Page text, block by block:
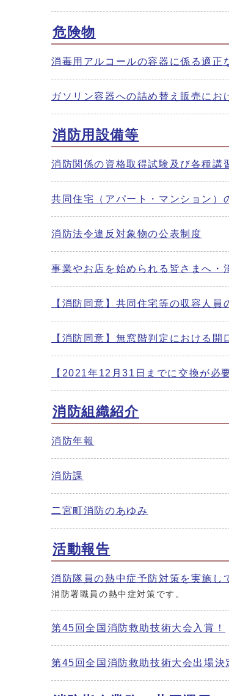
危険物
消毒用アルコールの容器に係る適正
ガソリン容器への詰め替え販売にお
消防用設備等
消防関係の資格取得試験及び各種講
共同住宅（アパート・マンション）
消防法令違反対象物の公表制度
事業やお店を始められる皆さまへ・
【消防同意】共同住宅等の収容人員
【消防同意】無窓階判定における
【2021年12月31日までに交換が必
消防組織紹介
消防年報
消防課
二宮町消防のあゆみ
活動報告
消防隊員の熱中症予防対策を実施し
消防署職員の熱中症対策です。
第45回全国消防救助技術大会入賞！
第45回全国消防救助技術大会出場決